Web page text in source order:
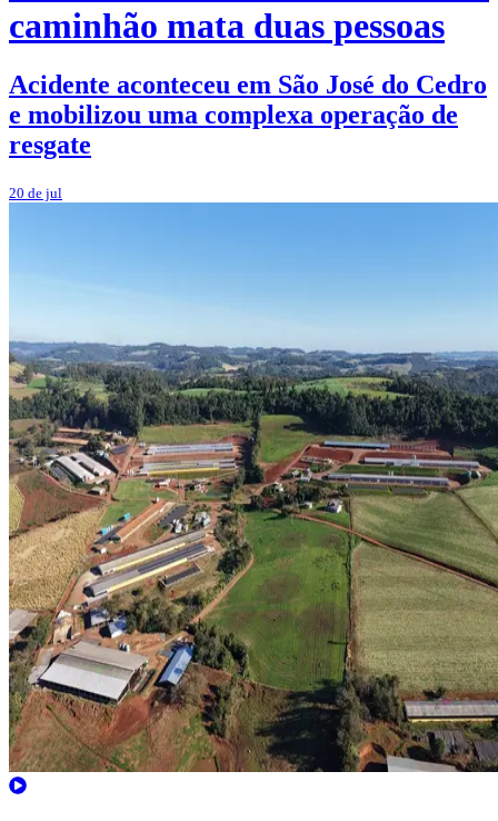
caminhão mata duas pessoas
Acidente aconteceu em São José do Cedro
e mobilizou uma complexa operação de
resgate
20 de jul